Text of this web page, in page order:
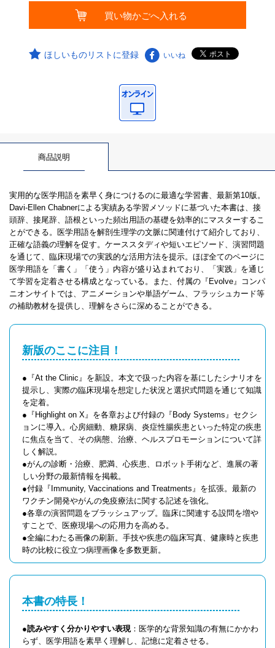
ほしいものリストに登録 いいね
商品説明
実用的な医学用語を素早く身につけるのに最適な学習書、最新第10版。
Davi-Ellen Chabnerによる実績ある学習メソッドに基づいた本書は、接
頭辞、接尾辞、語根といった頻出用語の基礎を効率的にマスターするこ
とができる。医学用語を解剖生理学の文脈に関連付けて紹介しており、
正確な語義の理解を促す。ケーススタディや短いエピソード、演習問題
を通じて、臨床現場での実践的な活用方法を提示。ほぼ全てのページに
医学用語を「書く」「使う」内容が盛り込まれており、「実践」を通じ
て学習を定着させる構成となっている。また、付属の『Evolve』コンパ
ニオンサイトでは、アニメーションや単語ゲーム、フラッシュカード等
の補助教材を提供し、理解をさらに深めることができる。
新版のここに注目！
●『At the Clinic』を新設。本文で扱った内容を基にしたシナリオを
提示し、実際の臨床現場を想定した状況と選択式問題を通じて知識
を定着。
●『Highlight on X』を各章および付録の『Body Systems』セクシ
ョンに導入。心房細動、糖尿病、炎症性腸疾患といった特定の疾患
に焦点を当て、その病態、治療、ヘルスプロモーションについて詳
しく解説。
●がんの診断・治療、肥満、心疾患、ロボット手術など、進展の著
しい分野の最新情報を掲載。
●付録『Immunity, Vaccinations and Treatments』を拡張。最新の
ワクチン開発やがんの免疫療法に関する記述を強化。
●各章の演習問題をブラッシュアップ。臨床に関連する設問を増や
すことで、医療現場への応用力を高める。
●全編にわたる画像の刷新。手技や疾患の臨床写真、健康時と疾患
時の比較に役立つ病理画像を多数更新。
本書の特長！
●読みやすく分かりやすい表現：医学的な背景知識の有無にかかわ
らず、医学用語を素早く理解し、記憶に定着させる。